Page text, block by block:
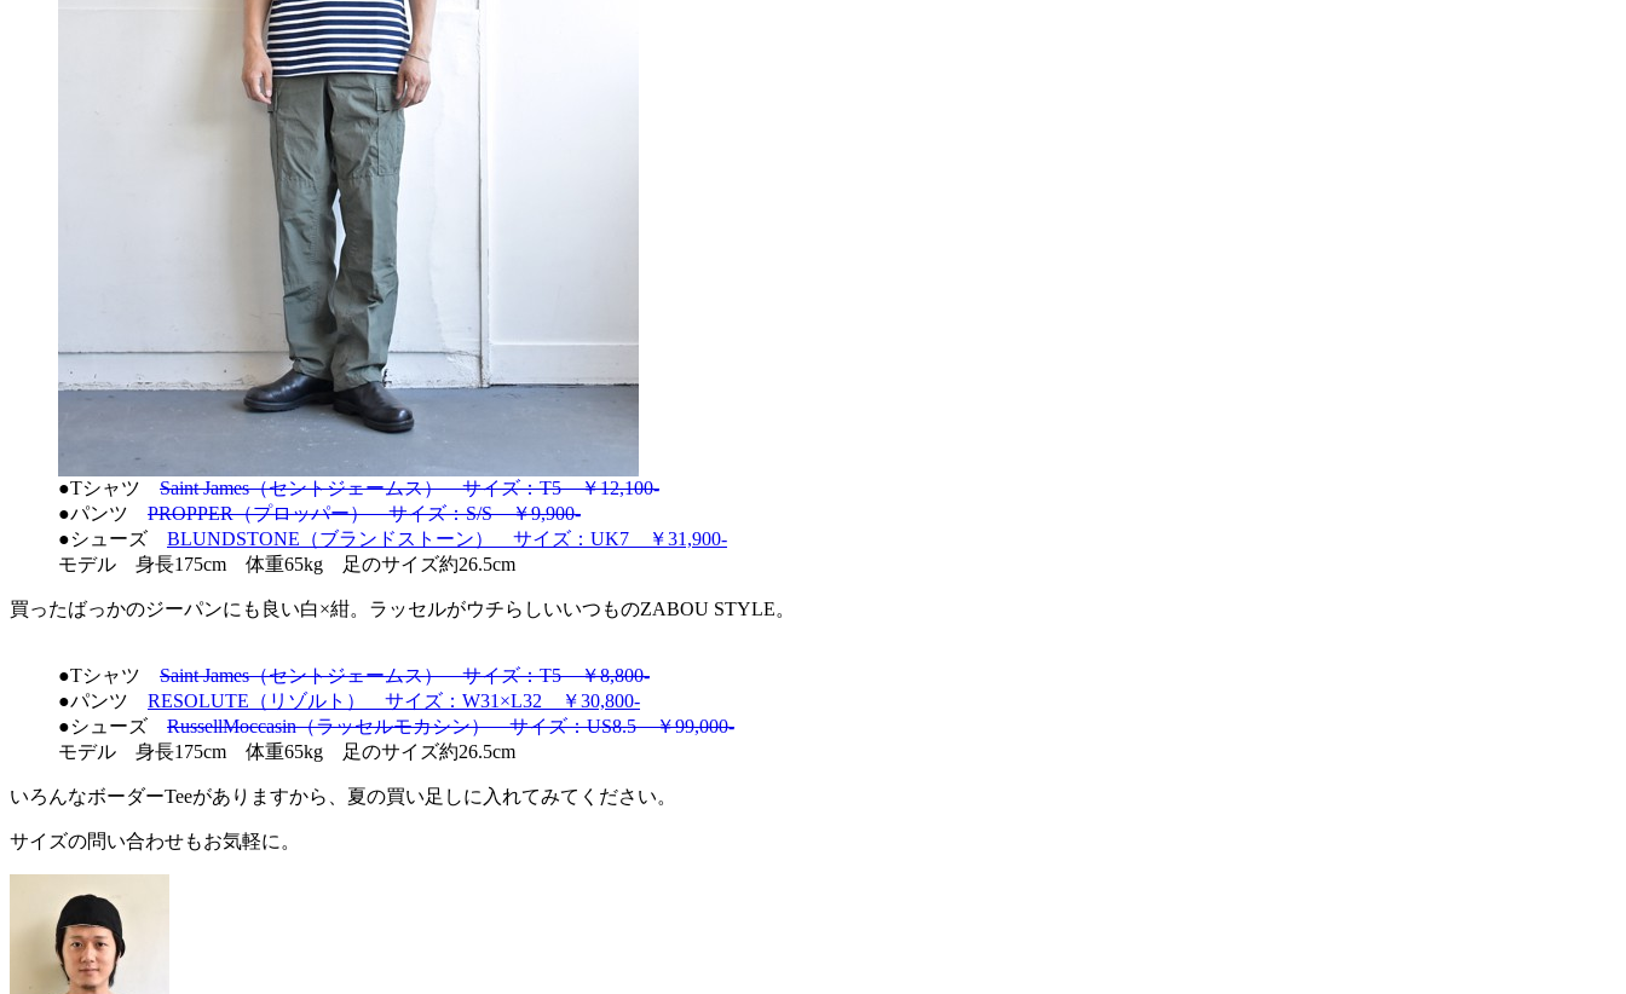
●Tシャツ Saint James（セントジェームス） サイズ：T5 ￥12,100-
●パンツ PROPPER（プロッパー） サイズ：S/S ￥9,900-
●シューズ BLUNDSTONE（ブランドストーン） サイズ：UK7 ￥31,900-
モデル 身長175cm 体重65kg 足のサイズ約26.5cm
買ったばっかのジーパンにも良い白×紺。ラッセルがウチらしいいつものZABOU STYLE。
●Tシャツ Saint James（セントジェームス） サイズ：T5 ￥8,800-
●パンツ RESOLUTE（リゾルト） サイズ：W31×L32 ￥30,800-
●シューズ RussellMoccasin（ラッセルモカシン） サイズ：US8.5 ￥99,000-
モデル 身長175cm 体重65kg 足のサイズ約26.5cm
いろんなボーダーTeeがありますから、夏の買い足しに入れてみてください。
サイズの問い合わせもお気軽に。